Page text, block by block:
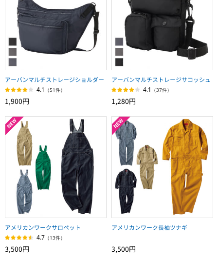
アーバンマルチストレージショルダー
4.1 （51件）
1,900円
アーバンマルチストレージサコッシュ
4.1 （37件）
1,280円
アメリカンワークサロペット
4.7 （13件）
3,500円
アメリカンワーク長袖ツナギ
3,500円